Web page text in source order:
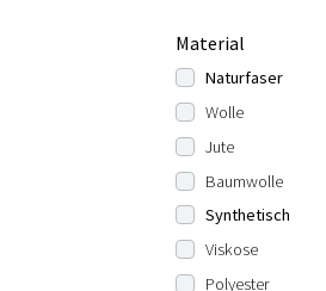
Material
Naturfaser
Wolle
Jute
Baumwolle
Synthetisch
Viskose
Polyester